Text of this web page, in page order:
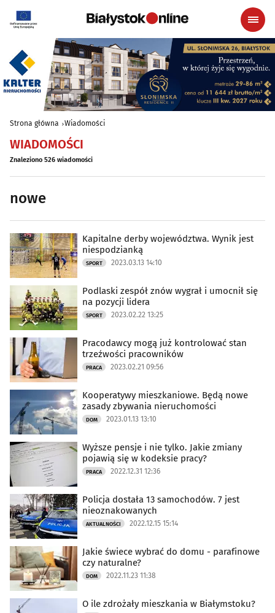
Strona główna Wiadomości
WIADOMOŚCI
Znaleziono 526 wiadomości
nowe
Kapitalne derby województwa. Wynik jest
niespodzianką
SPORT 2023.03.13 14:10
Podlaski zespół znów wygrał i umocnił się
na pozycji lidera
SPORT 2023.02.22 13:25
Pracodawcy mogą już kontrolować stan
trzeźwości pracowników
PRACA 2023.02.21 09:56
Kooperatywy mieszkaniowe. Będą nowe
zasady zbywania nieruchomości
DOM 2023.01.13 13:10
Wyższe pensje i nie tylko. Jakie zmiany
pojawią się w kodeksie pracy?
PRACA 2022.12.31 12:36
Policja dostała 13 samochodów. 7 jest
nieoznakowanych
AKTUALNOŚCI 2022.12.15 15:14
Jakie świece wybrać do domu - parafinowe
czy naturalne?
DOM 2022.11.23 11:38
O ile zdrożały mieszkania w Białymstoku?